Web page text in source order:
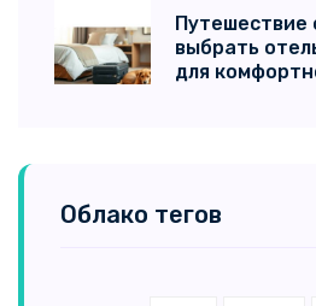
Путешествие
выбрать
для
Облако тегов